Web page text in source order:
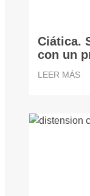
Ciática.
con un
LEER MÁS